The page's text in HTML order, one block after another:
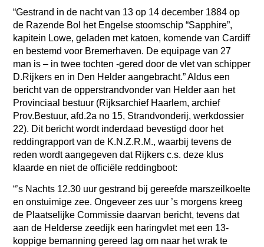
“Gestrand in de nacht van 13 op 14 december 1884 op
de Razende Bol het Engelse stoomschip “Sapphire”,
kapitein Lowe, geladen met katoen, komende van Cardiff
en bestemd voor Bremerhaven. De equipage van 27
man is – in twee tochten -gered door de vlet van schipper
D.Rijkers en in Den Helder aangebracht.” Aldus een
bericht van de opperstrandvonder van Helder aan het
Provinciaal bestuur (Rijksarchief Haarlem, archief
Prov.Bestuur, afd.2a no 15, Strandvonderij, werkdossier
22). Dit bericht wordt inderdaad bevestigd door het
reddingrapport van de K.N.Z.R.M., waarbij tevens de
reden wordt aangegeven dat Rijkers c.s. deze klus
klaarde en niet de officiële reddingboot:
“’s Nachts 12.30 uur gestrand bij gereefde marszeilkoelte
en onstuimige zee. Ongeveer zes uur ’s morgens kreeg
de Plaatselijke Commissie daarvan bericht, tevens dat
aan de Helderse zeedijk een haringvlet met een 13-
koppige bemanning gereed lag om naar het wrak te